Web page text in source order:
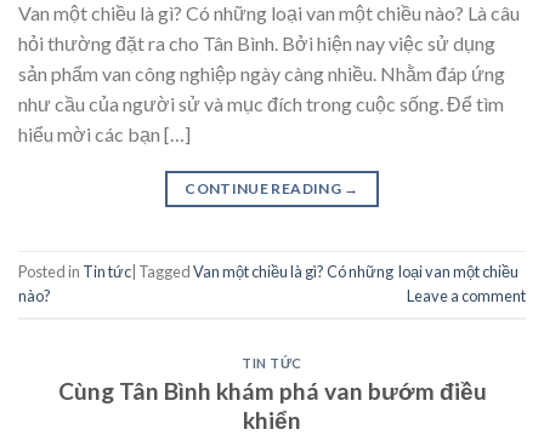
Van một chiều là gì? Có những loại van một chiều nào? Là câu
hỏi thường đặt ra cho Tân Bình. Bởi hiện nay việc sử dụng
sản phẩm van công nghiệp ngày càng nhiều. Nhằm đáp ứng
như cầu của người sử và mục đích trong cuộc sống. Để tìm
hiểu mời các bạn […]
CONTINUE READING →
Posted in Tin tức TaggedVan một chiều là gì? Có những loại van một chiều
nào?
Leave a comment
TIN TỨC
Cùng Tân Bình khám phá van bướm điều
khiển